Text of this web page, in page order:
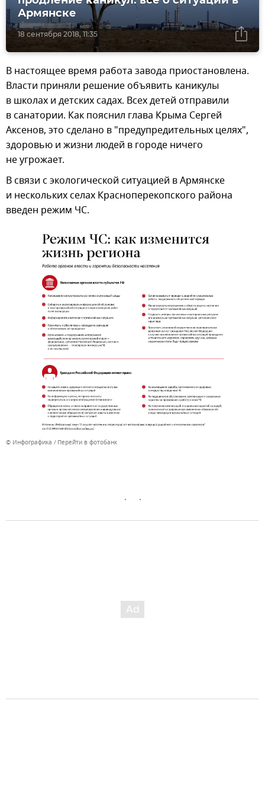
18 сентября 2018, 11:35
Армянске
В настоящее время работа завода приостановлена.
Власти приняли решение объявить каникулы
в школах и детских садах. Всех детей отправили
в санатории. Как пояснил глава Крыма Сергей
Аксенов, это сделано в "предупредительных целях",
здоровью и жизни людей в городе ничего
не угрожает.
В связи с экологической ситуацией в Армянске
и нескольких селах Красноперекопского района
введен режим ЧС.
© Инфографика Перейти в фотобанк